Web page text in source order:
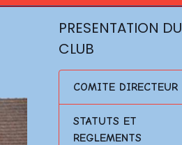
PRESENTATION DU
CLUB
COMITE DIRECTEUR
STATUTS ET
REGLEMENTS